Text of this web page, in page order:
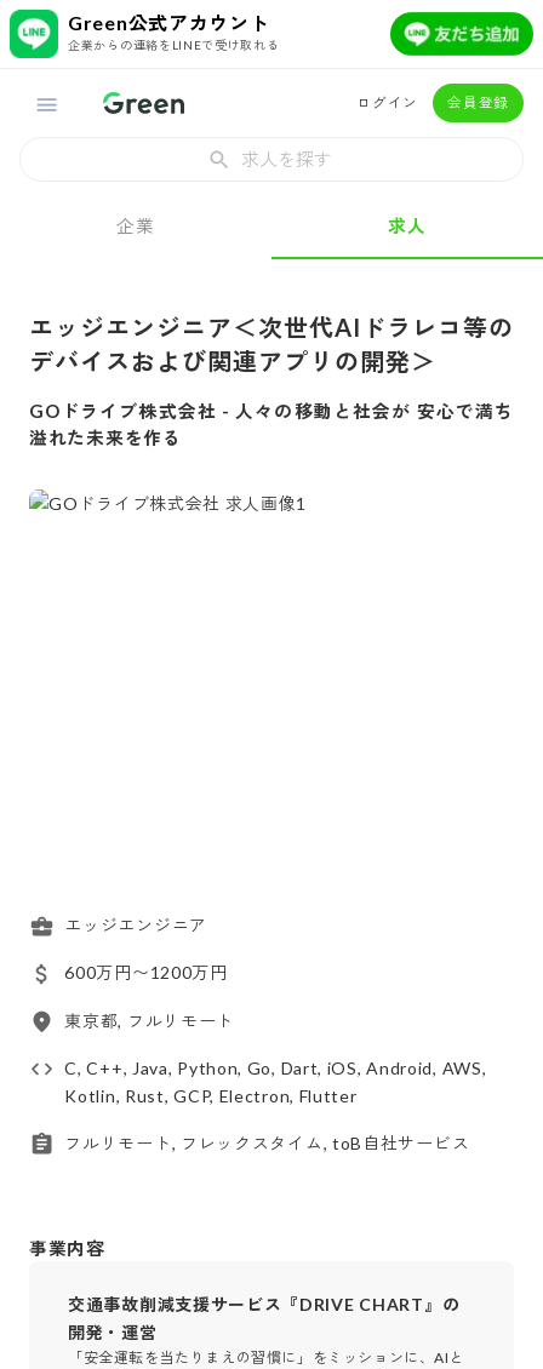
Green公式アカウント
企業からの連絡をLINEで受け取れる
ログイン 会員登録
求人を探す
企業 求人
エッジエンジニア＜次世代AIドラレコ等の
デバイスおよび関連アプリの開発＞
GOドライブ株式会社 - 人々の移動と社会が 安心で満ち
溢れた未来を作る
エッジエンジニア
600万円〜1200万円
東京都, フルリモート
C, C++, Java, Python, Go, Dart, iOS, Android, AWS,
Kotlin, Rust, GCP, Electron, Flutter
フルリモート, フレックスタイム, toB自社サービス
事業内容
交通事故削減支援サービス『DRIVE CHART』の
開発・運営
「安全運転を当たりまえの習慣に」をミッションに、AIと